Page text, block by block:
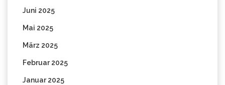
Juni 2025
Mai 2025
März 2025
Februar 2025
Januar 2025